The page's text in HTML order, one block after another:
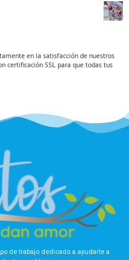
en la satisfacción de nuestros
certificación SSL para que todas tus
de trabajo dedicado a ayudarte a